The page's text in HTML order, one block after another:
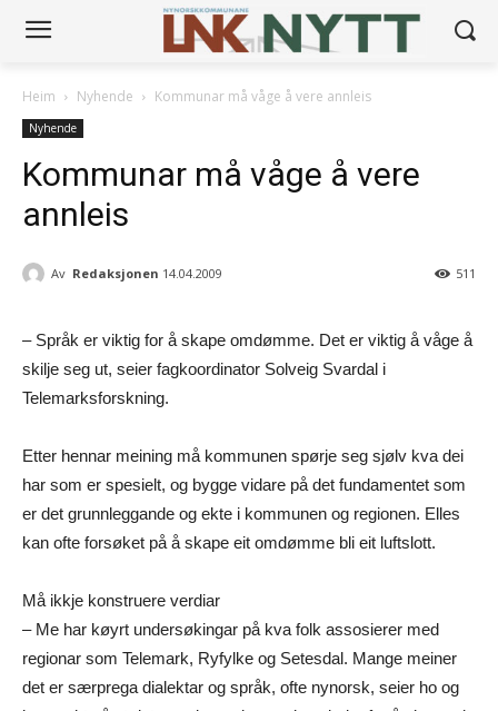
Heim Nyhende Kommunar må våge å vere annleis
Nyhende
Kommunar må våge å vere
annleis
Av Redaksjonen 14.04.2009 511
– Språk er viktig for å skape omdømme. Det er viktig å våge å
skilje seg ut, seier fagkoordinator Solveig Svardal i
Telemarksforskning.
Etter hennar meining må kommunen spørje seg sjølv kva dei
har som er spesielt, og bygge vidare på det fundamentet som
er det grunnleggande og ekte i kommunen og regionen. Elles
kan ofte forsøket på å skape eit omdømme bli eit luftslott.
Må ikkje konstruere verdiar
– Me har køyrt undersøkingar på kva folk assosierer med
regionar som Telemark, Ryfylke og Setesdal. Mange meiner
det er særprega dialektar og språk, ofte nynorsk, seier ho og